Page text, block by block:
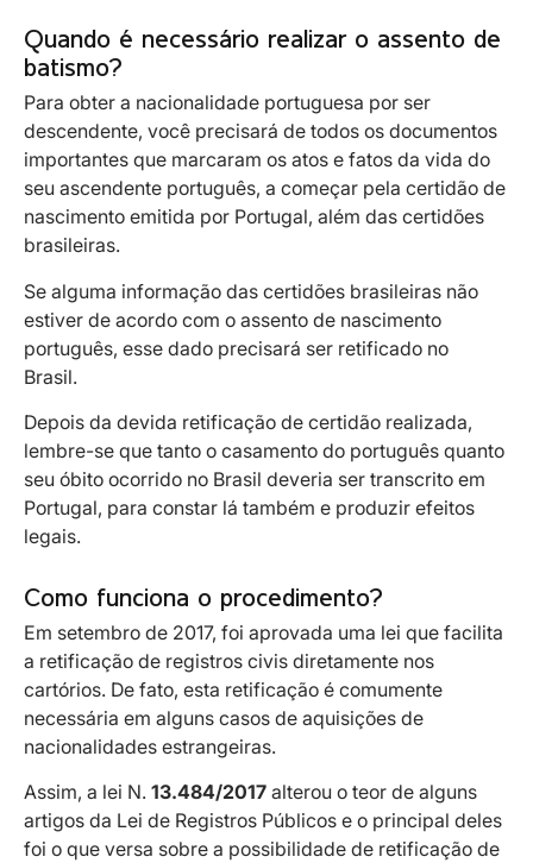
Quando é necessário realizar o assento de
batismo?
Para obter a nacionalidade portuguesa por ser
descendente, você precisará de todos os documentos
importantes que marcaram os atos e fatos da vida do
seu ascendente português, a começar pela certidão de
nascimento emitida por Portugal, além das certidões
brasileiras.
Se alguma informação das certidões brasileiras não
estiver de acordo com o assento de nascimento
português, esse dado precisará ser retificado no
Brasil.
Depois da devida retificação de certidão realizada,
lembre-se que tanto o casamento do português quanto
seu óbito ocorrido no Brasil deveria ser transcrito em
Portugal, para constar lá também e produzir efeitos
legais.
Como funciona o procedimento?
Em setembro de 2017, foi aprovada uma lei que facilita
a retificação de registros civis diretamente nos
cartórios. De fato, esta retificação é comumente
necessária em alguns casos de aquisições de
nacionalidades estrangeiras.
Assim, a lei N. 13.484/2017 alterou o teor de alguns
artigos da Lei de Registros Públicos e o principal deles
foi o que versa sobre a possibilidade de retificação de